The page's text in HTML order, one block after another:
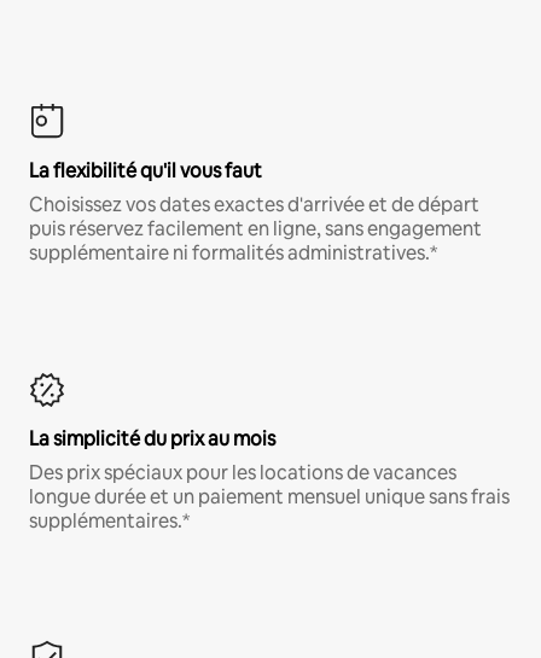
La flexibilité qu'il vous faut
Choisissez vos dates exactes d'arrivée et de départ
puis réservez facilement en ligne, sans engagement
supplémentaire ni formalités administratives.*
La simplicité du prix au mois
Des prix spéciaux pour les locations de vacances
longue durée et un paiement mensuel unique sans frais
supplémentaires.*